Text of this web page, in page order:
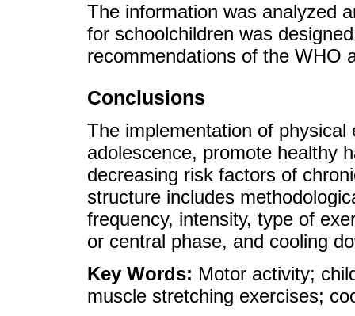
The information was analyzed
for schoolchildren was
recommendations of the WHO
Conclusions
The implementation of
adolescence, promote healthy
decreasing risk factors of
structure includes
frequency, intensity, type of
or central phase, and cooling
Key Words: Motor activity;
muscle stretching exercises;